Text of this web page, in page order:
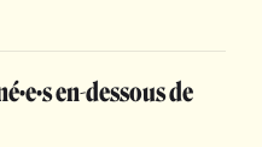
en-dessous de